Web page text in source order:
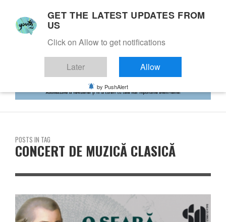
POSTS IN TAG
CONCERT DE MUZICĂ CLASICĂ
GET THE LATEST UPDATES FROM
US
Click on Allow to get notifications
Later Allow
by PushAlert